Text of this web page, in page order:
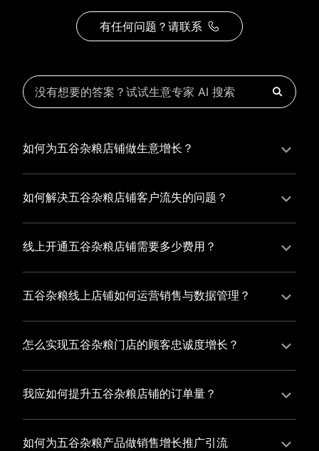
有任何问题？请联系
如何为五谷杂粮店铺做生意增长？
为五谷杂粮店铺实现持续生意增长，您可以通过有赞新
零售的一体化解决方案，整合线上线下资源，实现商品
杂粮店铺的运营效率，促进业务增长。
如何解决五谷杂粮店铺客户流失的问题？
五谷杂粮店铺精细化运营，有赞私域运营助您轻松解决
客户流失问题，通过有赞微商城、有赞小程序商城搭建
升复购率，实现业绩增长！
线上开通五谷杂粮店铺需要多少费用？
选择有赞新零售，您可以开通五谷杂粮店铺，快速搭建
属于您的有赞微商城，我们为您提供有赞微商城、有赞
与您共同打造独具特色的品牌，携手共创辉煌事业！
五谷杂粮线上店铺如何运营销售与数据管理？
有赞新零售旗下的有赞微商城、有赞私域运营和有赞小
程序商城，为您的线上店铺提供一站式解决方案，从运
态。
怎么实现五谷杂粮门店的顾客忠诚度增长？
您可以使用有赞的会员管理系统，建立自己的会员体
系，通过赠送积分、折扣等福利来吸引顾客再次购买，
度。
我应如何提升五谷杂粮店铺的订单量？
您可以使用有赞的裂变营销功能，通过给用户发放优惠
券、邀请好友等方式，吸引更多的用户下单购买，并激
如何为五谷杂粮产品做销售增长推广引流